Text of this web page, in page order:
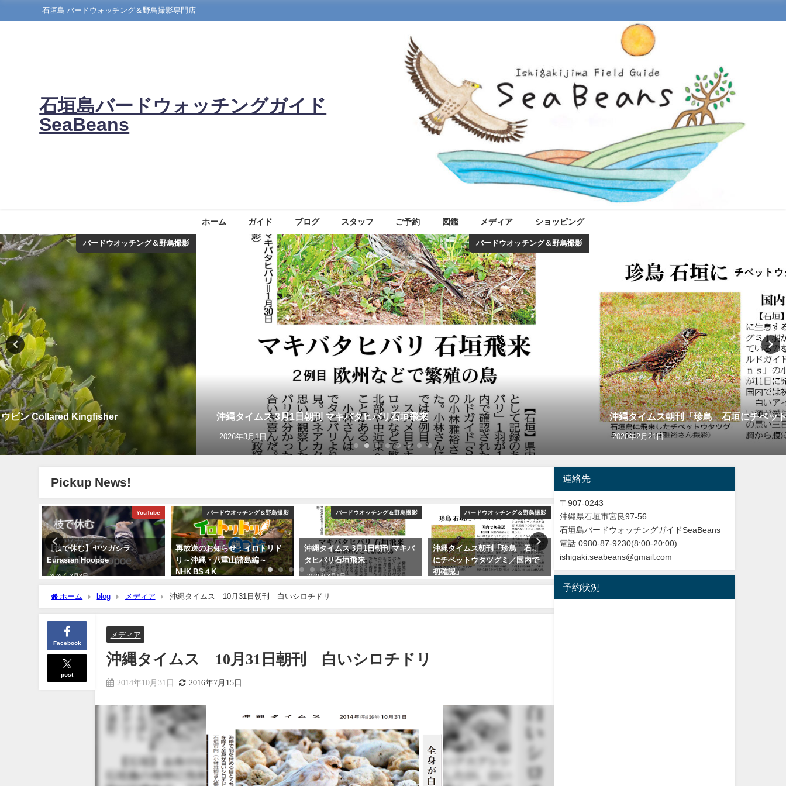
石垣島 バードウォッチング＆野鳥撮影専門店
石垣島バードウォッチングガイド
SeaBeans
ホーム ガイド ブログ スタッフ ご予約 図鑑 メディア ショッピング
バードウオッチング＆野鳥撮影
ウビン Collared Kingfisher
バードウオッチング＆野鳥撮影
沖縄タイムス 3月1日朝刊 マキバタヒバリ石垣飛来
2026年3月1日
沖縄タイムス朝刊「珍鳥 石垣にチベッ
2020年2月21日
Pickup News!
YouTube
【枝で休む】ヤツガシラ
Eurasian Hoopoe
2026年3月3日
バードウオッチング＆野鳥撮影
再放送のお知らせ：イロトリド
リ～沖縄・八重山諸島編～
NHK BS４K
バードウオッチング＆野鳥撮影
沖縄タイムス 3月1日朝刊 マキバ
タヒバリ石垣飛来
2026年3月1日
バードウオッチング＆野鳥撮影
沖縄タイムス朝刊「珍鳥 石垣
にチベットウタツグミ／国内で
初確認」
ショッピング
改訂版 石垣島の野鳥図鑑
ワシの記事を担当しました
ホーム blog メディア 沖縄タイムス 10月31日朝刊 白いシロチドリ
Facebook
post
メディア
沖縄タイムス 10月31日朝刊 白いシロチドリ
2014年10月31日 2016年7月15日
連絡先
〒907-0243
沖縄県石垣市宮良97-56
石垣島バードウォッチングガイドSeaBeans
電話 0980-87-9230(8:00-20:00)
ishigaki.seabeans@gmail.com
予約状況